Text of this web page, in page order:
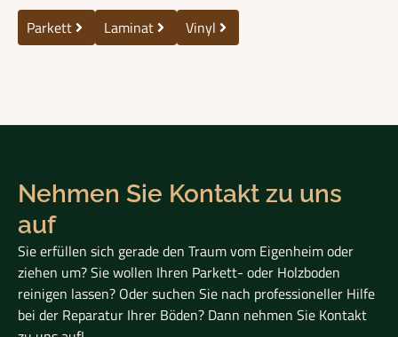
Parkett
Laminat Vinyl
Nehmen Sie Kontakt zu uns
auf
Sie erfüllen sich gerade den Traum vom Eigenheim oder
ziehen um? Sie wollen Ihren Parkett- oder Holzboden
reinigen lassen? Oder suchen Sie nach professioneller Hilfe
bei der Reparatur Ihrer Böden? Dann nehmen Sie Kontakt